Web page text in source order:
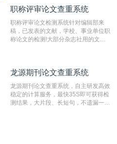
检测速度快、精度高，市场反映良好。
职称评审论文查重系统
职称评审论文检测系统针对编辑部来
稿，已发表的文献，学校、事业单位职
称论文的检测!大部分杂志社用的文献
编辑部检测来稿和已发表的文献,检测
测时注意填写第一作者,才能排除已发
表文献复制比。（限制字符数1万）
龙源期刊论文查重系统
龙源期刊论文查重系统，自主研发高效
稳定的计算服务，最快35S即可获得检
测结果，大片段、长短句，不遗漏一处